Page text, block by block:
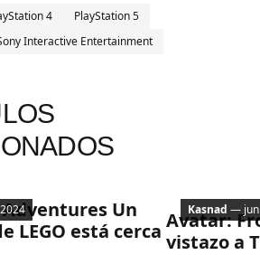
4
PlayStation 5
Interactive Entertainment
Adventures Un
LEGO está cerca Avatar:
vistazo a
Kasnad —